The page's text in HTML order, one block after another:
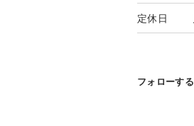
定休日
フォローする